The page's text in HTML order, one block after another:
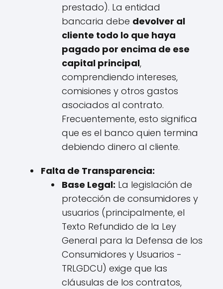
prestado). La entidad
bancaria debe devolver al
cliente todo lo que haya
pagado por encima de ese
capital principal,
comprendiendo intereses,
comisiones y otros gastos
asociados al contrato.
Frecuentemente, esto significa
que es el banco quien termina
debiendo dinero al cliente.
Falta de Transparencia:
Base Legal: La legislación de
protección de consumidores y
usuarios (principalmente, el
Texto Refundido de la Ley
General para la Defensa de los
Consumidores y Usuarios -
TRLGDCU) exige que las
cláusulas de los contratos,